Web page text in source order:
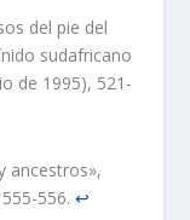
del pie del
sudafricano
de 1995), 521-
ancestros»,
555-556.↩︎